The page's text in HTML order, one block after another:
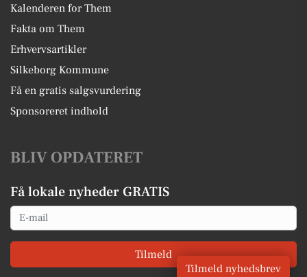
Kalenderen for Them
Fakta om Them
Erhvervsartikler
Silkeborg Kommune
Få en gratis salgsvurdering
Sponsoreret indhold
BLIV OPDATERET
Få lokale nyheder GRATIS
Email
Tilmeld
Tilmeld nyhedsbrev